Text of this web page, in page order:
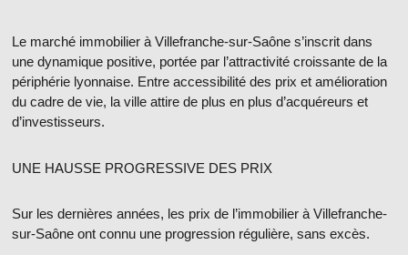
Le marché immobilier à Villefranche-sur-Saônes’inscrit dans
une dynamique positive, portée par l’attractivité croissante de la
périphérie lyonnaise. Entre accessibilité des prix et amélioration
du cadre de vie, la ville attire de plus en plus d’acquéreurs et
d’investisseurs.
UNE HAUSSE PROGRESSIVE DES PRIX
Sur les dernières années, les prix de l’immobilier à Villefranche-
sur-Saôneont connu une progression régulière, sans excès.